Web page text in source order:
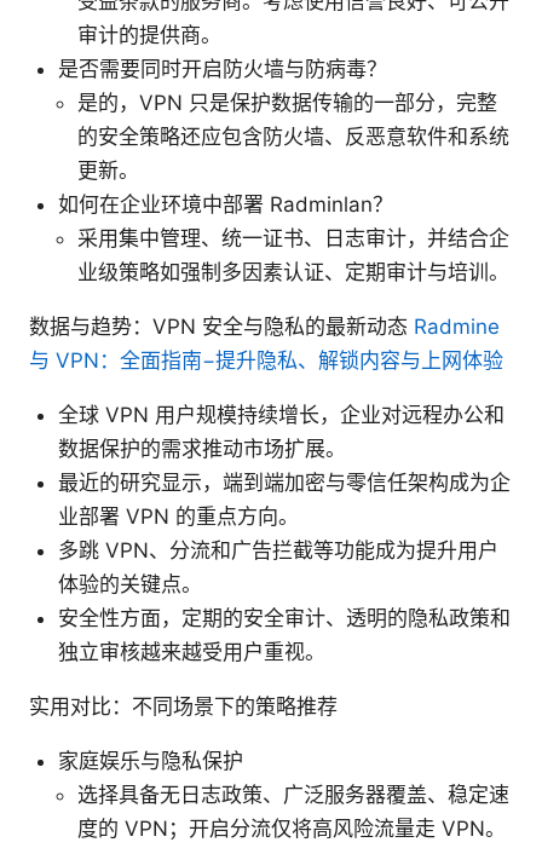
审计的提供商。
是否需要同时开启防火墙与防病毒？
是的，VPN 只是保护数据传输的一部分，完整
的安全策略还应包含防火墙、反恶意软件和系统
更新。
如何在企业环境中部署 Radminlan？
采用集中管理、统一证书、日志审计，并结合企
业级策略如强制多因素认证、定期审计与培训。
数据与趋势：VPN 安全与隐私的最新动态 Radmine
与 VPN：全面指南−提升隐私、解锁内容与上网体验
全球 VPN 用户规模持续增长，企业对远程办公和
数据保护的需求推动市场扩展。
最近的研究显示，端到端加密与零信任架构成为企
业部署 VPN 的重点方向。
多跳 VPN、分流和广告拦截等功能成为提升用户
体验的关键点。
安全性方面，定期的安全审计、透明的隐私政策和
独立审核越来越受用户重视。
实用对比：不同场景下的策略推荐
家庭娱乐与隐私保护
选择具备无日志政策、广泛服务器覆盖、稳定速
度的 VPN；开启分流仅将高风险流量走 VPN。